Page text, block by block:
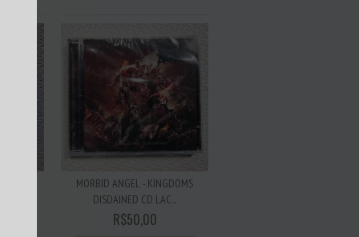
-
MORBID ANGEL - KINGDOMS
DISDAINED CD LAC...
R$50,00